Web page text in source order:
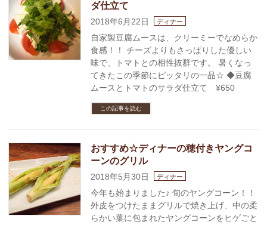
ダ仕立て
2018年6月22日 ディナー
自家製豆腐ムースは、クリーミーでなめらか
食感！！ チーズよりもさっぱりした優しい
味で、トマトとの相性抜群です。 暑くなっ
てきたこの季節にピッタリの一品☆ ◆豆腐
ムースとトマトのサラダ仕立て ¥650
この記事を読む
おすすめ☆ディナーの穂付きヤングコ
ーンのグリル
2018年5月30日 ディナー
今年も始まりました♪ 旬のヤングコーン！！
外皮をつけたままグリルで焼き上げ、中の柔
らかい葉に包まれたヤングコーンをヒゲごと